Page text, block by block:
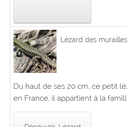
Lézard des murailles
Du haut de ses 20 cm, ce petit
en France, il appartient à la